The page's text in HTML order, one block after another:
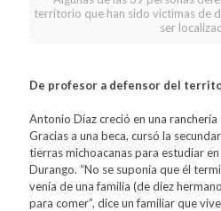
territorio que han sido víctimas de
ser
De profesor a defensor del
Antonio Díaz creció en una
Gracias a una beca, cursó la
tierras michoacanas para estudiar
Durango. “No se suponía que él
venía de una familia (de diez
para comer”, dice un familiar que